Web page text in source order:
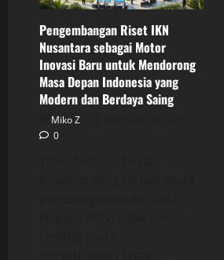
Pengembangan Riset IKN
Nusantara sebagai Motor
Inovasi Baru untuk Mendorong
Masa Depan Indonesia yang
Modern dan Berdaya Saing
Miko Z
0